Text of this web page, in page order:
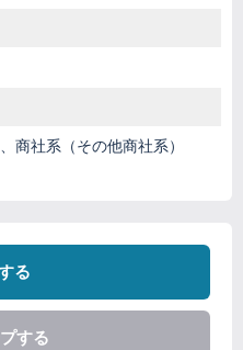
商社系（その他商社系）
る
する